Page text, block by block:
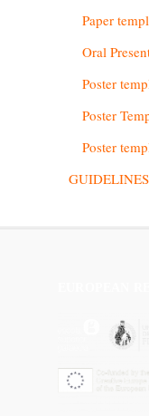
Paper
Oral
Poster
Poster
Poster
GUIDELINES